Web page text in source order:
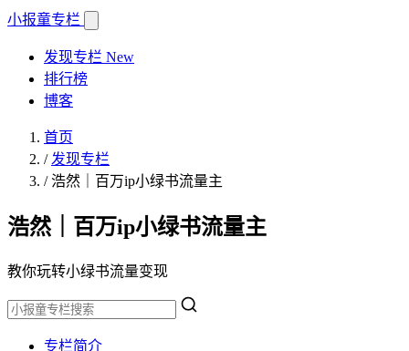
小报童专栏
发现专栏 New
排行榜
博客
首页
/ 发现专栏
/ 浩然｜百万ip小绿书流量主
浩然｜百万ip小绿书流量主
教你玩转小绿书流量变现
专栏简介